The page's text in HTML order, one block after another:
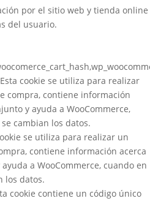
por el sitio web y tienda online
del usuario.
cookie se utiliza para realizar
compra, contiene información
y ayuda a WooCommerce,
cambian los datos.
se utiliza para realizar un
contiene información acerca
a WooCommerce, cuando en
los datos.
cookie contiene un código único